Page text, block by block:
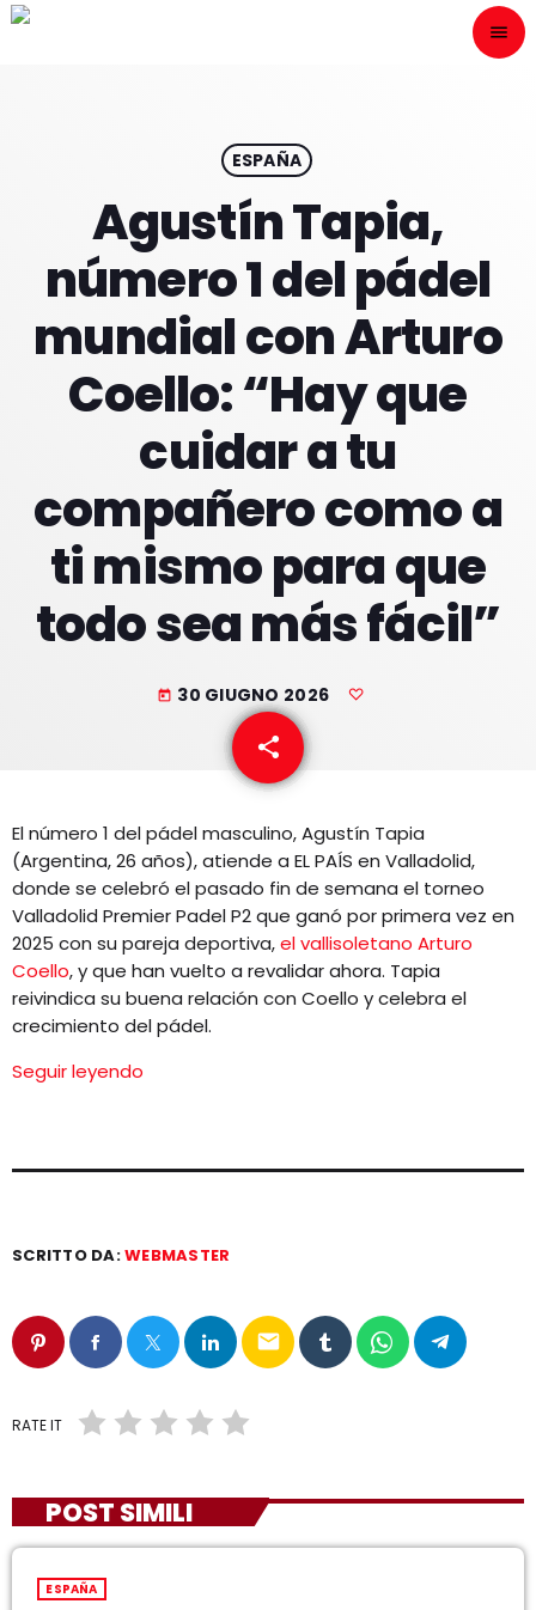
menu
ONAIR
HOME
PROGRAMACION
NUESTRAS FRECUENCIAS
EQUIPO
NOTICIAS
ESPAÑA
Agustín Tapia,
número 1 del pádel
mundial con Arturo
Coello: “Hay que
cuidar a tu
compañero como a
ti mismo para que
todo sea más fácil”
today 30 GIUGNO 2026
share
email
El número 1 del pádel masculino, Agustín Tapia
(Argentina, 26 años), atiende a EL PAÍS en Valladolid,
donde se celebró el pasado fin de semana el torneo
Valladolid Premier Padel P2 que ganó por primera vez en
2025 con su pareja deportiva,el vallisoletano Arturo
Coello, y que han vuelto a revalidar ahora. Tapia
reivindica su buena relación con Coello y celebra el
crecimiento del pádel.
Seguir leyendo
SCRITTO DA:WEBMASTER
email
RATE IT
POST SIMILI
ESPAÑA